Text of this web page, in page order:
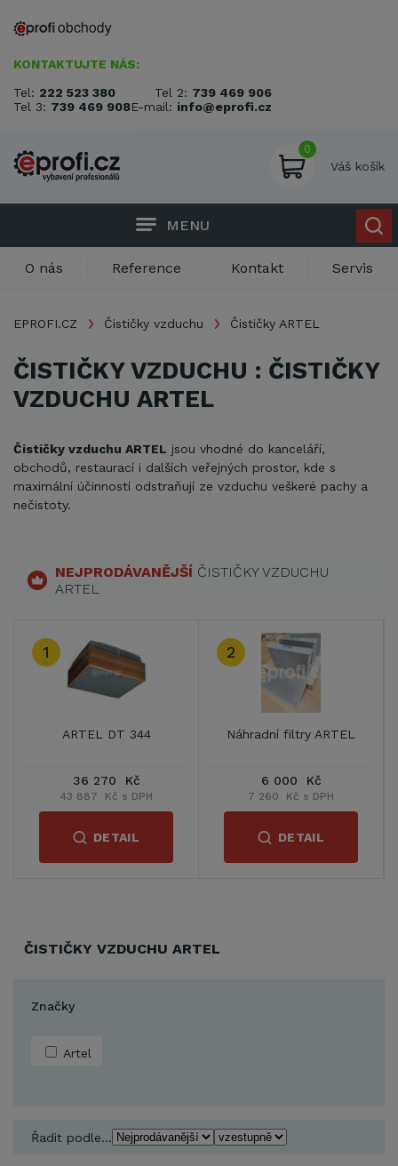
KONTAKTUJTE NÁS:
Tel: 222 523 380 Tel 2: 739 469 906
Tel 3: 739 469 908E-mail: info@eprofi.cz
0
Váš košík
MENU
O nás Reference Kontakt Servis
EPROFI.CZ Čističky vzduchu Čističky ARTEL
ČISTIČKY VZDUCHU : ČISTIČKY
VZDUCHU ARTEL
Čističky vzduchu ARTEL jsou vhodné do kanceláří,
obchodů, restaurací i dalších veřejných prostor, kde s
maximální účinností odstraňují ze vzduchu veškeré pachy a
nečistoty.
NEJPRODÁVANĚJŠÍ ČISTIČKY VZDUCHU
ARTEL
1
ARTEL DT 344
36 270 Kč
43 887 Kč s DPH
DETAIL
2
Náhradní filtry ARTEL
6 000 Kč
7 260 Kč s DPH
DETAIL
ČISTIČKY VZDUCHU ARTEL
Značky
Artel
Řadit podle...